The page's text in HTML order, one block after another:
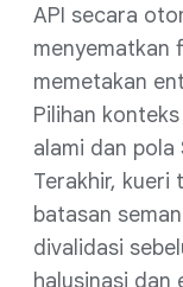
API secara
menyematkan
memetakan
Pilihan
alami dan
Terakhir, kueri
batasan
divalidasi
halusinasi dan